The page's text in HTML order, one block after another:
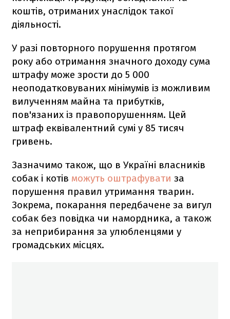
коштів, отриманих унаслідок такої
діяльності.
У разі повторного порушення протягом
року або отримання значного доходу сума
штрафу може зрости до 5 000
неоподатковуваних мінімумів із можливим
вилученням майна та прибутків,
пов'язаних із правопорушенням. Цей
штраф еквівалентний сумі у 85 тисяч
гривень.
Зазначимо також, що в Україні власників
собак і котів можуть оштрафувати за
порушення правил утримання тварин.
Зокрема, покарання передбачене за вигул
собак без повідка чи намордника, а також
за неприбирання за улюбленцями у
громадських місцях.